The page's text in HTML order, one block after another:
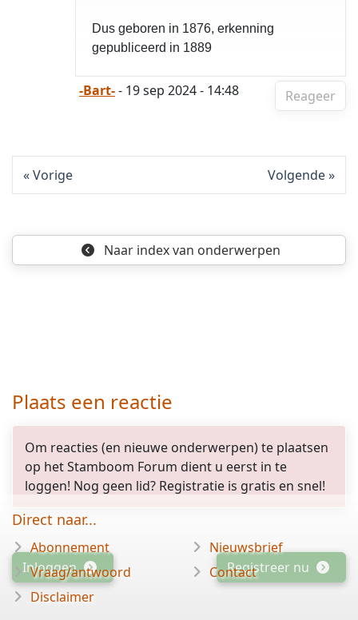
Dus geboren in 1876, erkenning
gepubliceerd in 1889
Reageer
-Bart-- 19 sep 2024 - 14:48
Vorige Volgende
Naar indexvan onderwerpen
Plaats een reactie
Om reacties (en nieuwe onderwerpen) te plaatsen
op het Stamboom Forum dient u eerst in te
loggen! Nog geen lid? Registratie is gratis en snel!
Inloggen Registreer nu
Direct naar...
Abonnement
Vraag/antwoord
Disclaimer
Nieuwsbrief
Contact